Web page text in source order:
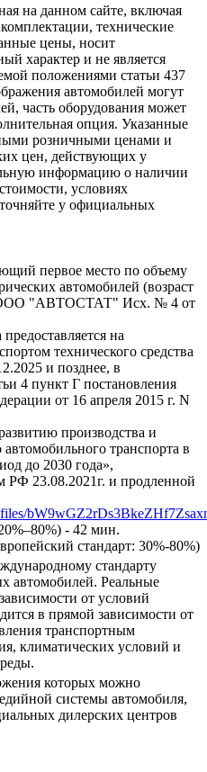
на данном сайте, включая
технические
цены, носит
характер и не является
положениями статьи 437
автомобилей могут
часть оборудования может
опция. Указанные
розничными ценами и
цен, действующих у
информацию о наличии
условиях
у официальных
первое место по объему
автомобилей (возраст
ООО "АВТОСТАТ" Исх. № 4 от
на
технического средства
и позднее, в
4 пункт Г постановления
от 16 апреля 2015 г. N
производства и
автомобильного транспорта в
до 2030 года»,
РФ 23.08.2021г. и продленной
- 42 мин.
стандарт: 30%-80%)
стандарту
автомобилей. Реальные
от условий
в прямой зависимости от
транспортным
климатических условий и
которых можно
системы автомобиля,
дилерских центров